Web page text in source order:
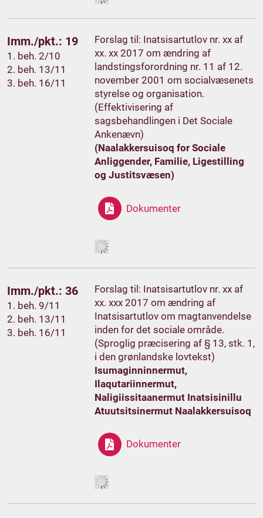
Imm./pkt.: 19
1. beh. 2/10
2. beh. 13/11
3. beh. 16/11
Forslag til: Inatsisartutlov nr. xx af
xx. xx 2017 om ændring af
landstingsforordning nr. 11 af 12.
november 2001 om socialvæsenets
styrelse og organisation.
(Effektivisering af
sagsbehandlingen i Det Sociale
Ankenævn)
(Naalakkersuisoq for Sociale
Anliggender, Familie, Ligestilling
og Justitsvæsen)
Dokumenter
Imm./pkt.: 36
1. beh. 9/11
2. beh. 13/11
3. beh. 16/11
Forslag til: Inatsisartutlov nr. xx af
xx. xxx 2017 om ændring af
Inatsisartutlov om magtanvendelse
inden for det sociale område.
(Sproglig præcisering af § 13, stk. 1,
i den grønlandske lovtekst)
Isumaginninnermut,
Ilaqutariinnermut,
Naligiissitaanermut Inatsisinillu
Atuutsitsinermut Naalakkersuisoq
Dokumenter